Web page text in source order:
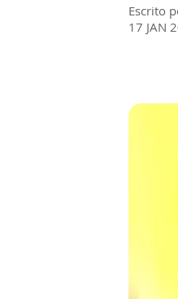
Escrito
17 JAN